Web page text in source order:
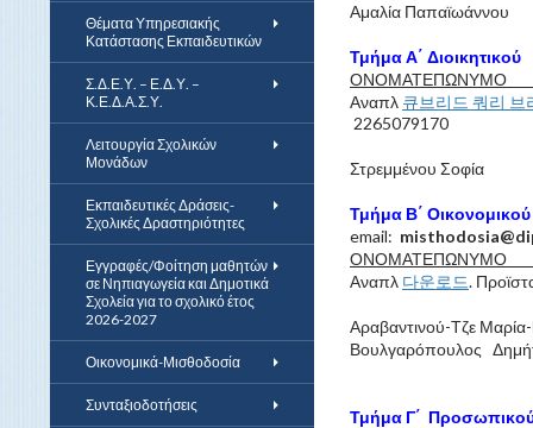
Αμαλία
Τμήμα Α΄ Διοικητικού
Αναπλ 큐브리드 쿼리 브
2265079170
Τμήμα Β΄ Οικονομικού
email:
Αναπλ 다운로드.
Αραβαντινού-Τζε
Τμήμα Γ΄
Θέματα Υπηρεσιακής
Κατάστασης Εκπαιδευτικών
Σ.Δ.Ε.Υ. – Ε.Δ.Υ. –
Κ.Ε.Δ.Α.Σ.Υ.
Λειτουργία Σχολικών
Μονάδων
Εκπαιδευτικές Δράσεις-
Σχολικές Δραστηριότητες
Εγγραφές/Φοίτηση μαθητών
σε Νηπιαγωγεία και Δημοτικά
Σχολεία για το σχολικό έτος
2026-2027
Οικονομικά-Μισθοδοσία
Συνταξιοδοτήσεις